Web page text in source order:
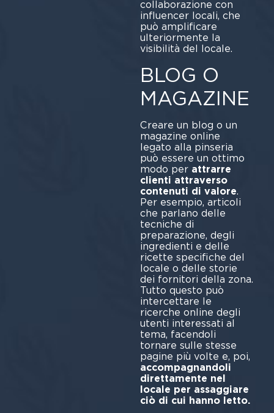
collaborazione con
influencer locali, che
può amplificare
ulteriormente la
visibilità del locale.
BLOG O
MAGAZINE
Creare un blog o un
magazine online
legato alla pinseria
può essere un ottimo
modo per attrarre
clienti attraverso
contenuti di valore.
Per esempio, articoli
che parlano delle
tecniche di
preparazione, degli
ingredienti e delle
ricette specifiche del
locale o delle storie
dei fornitori della zona.
Tutto questo può
intercettare le
ricerche online degli
utenti interessati al
tema, facendoli
tornare sulle stesse
pagine più volte e, poi,
accompagnandoli
direttamente nel
locale per assaggiare
ciò di cui hanno letto.